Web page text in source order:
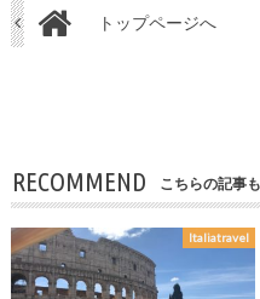
トップページへ
RECOMMEND こちらの記事
Italiatravel